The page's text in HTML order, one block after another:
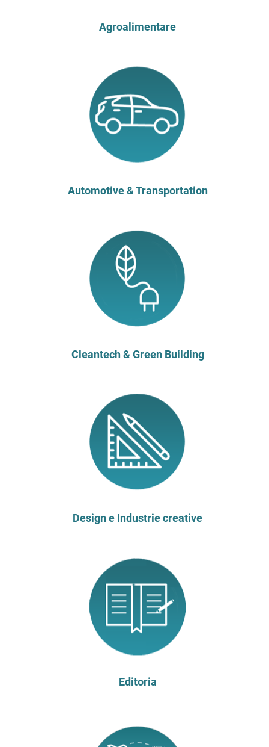
Agroalimentare
Automotive & Transportation
Cleantech & Green Building
Design e Industrie creative
Editoria